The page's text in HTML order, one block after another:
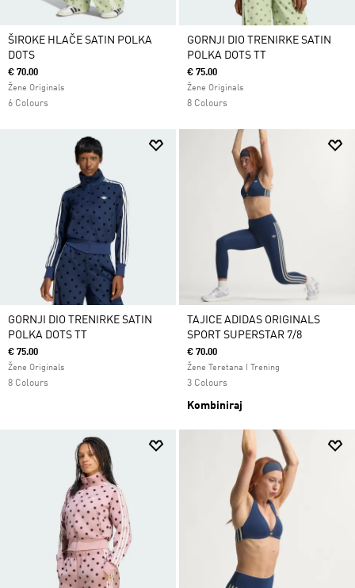
ŠIROKE HLAČE SATIN POLKA
DOTS
€ 70.00
Žene Originals
6 Colours
GORNJI DIO TRENIRKE SATIN
POLKA DOTS TT
€ 75.00
Žene Originals
8 Colours
GORNJI DIO TRENIRKE SATIN
POLKA DOTS TT
€ 75.00
Žene Originals
8 Colours
TAJICE ADIDAS ORIGINALS
SPORT SUPERSTAR 7/8
€ 70.00
Žene Teretana I Trening
3 Colours
Kombiniraj